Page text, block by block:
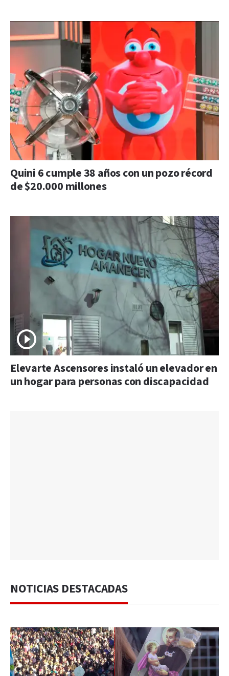
Quini 6 cumple 38 años con un pozo récord
de $20.000 millones
Elevarte Ascensores instaló un elevador en
un hogar para personas con discapacidad
NOTICIAS DESTACADAS